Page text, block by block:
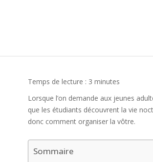
Temps de lecture : 3 minutes
Lorsque l’on demande aux jeunes
que les étudiants découvrent la vie
donc comment organiser la vôtre.
Sommaire